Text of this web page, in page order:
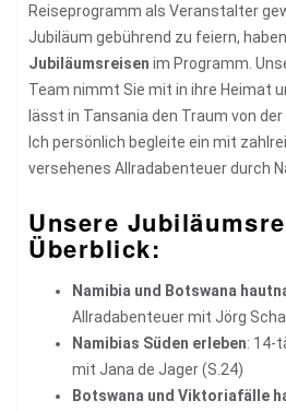
Reiseprogramm als Veranstalter
Jubiläum gebührend zu feiern,
Jubiläumsreisen im Programm.
Team nimmt Sie mit in ihre Heimat
lässt in Tansania den Traum von
Ich persönlich begleite ein mit
versehenes Allradabenteuer durch
Unsere
Überblick:
Namibia und Botswana
Allradabenteuer mit Jörg
Namibias Süden erleben: 14-
mit Jana de Jager (S.24)
Botswana und Viktoriafälle